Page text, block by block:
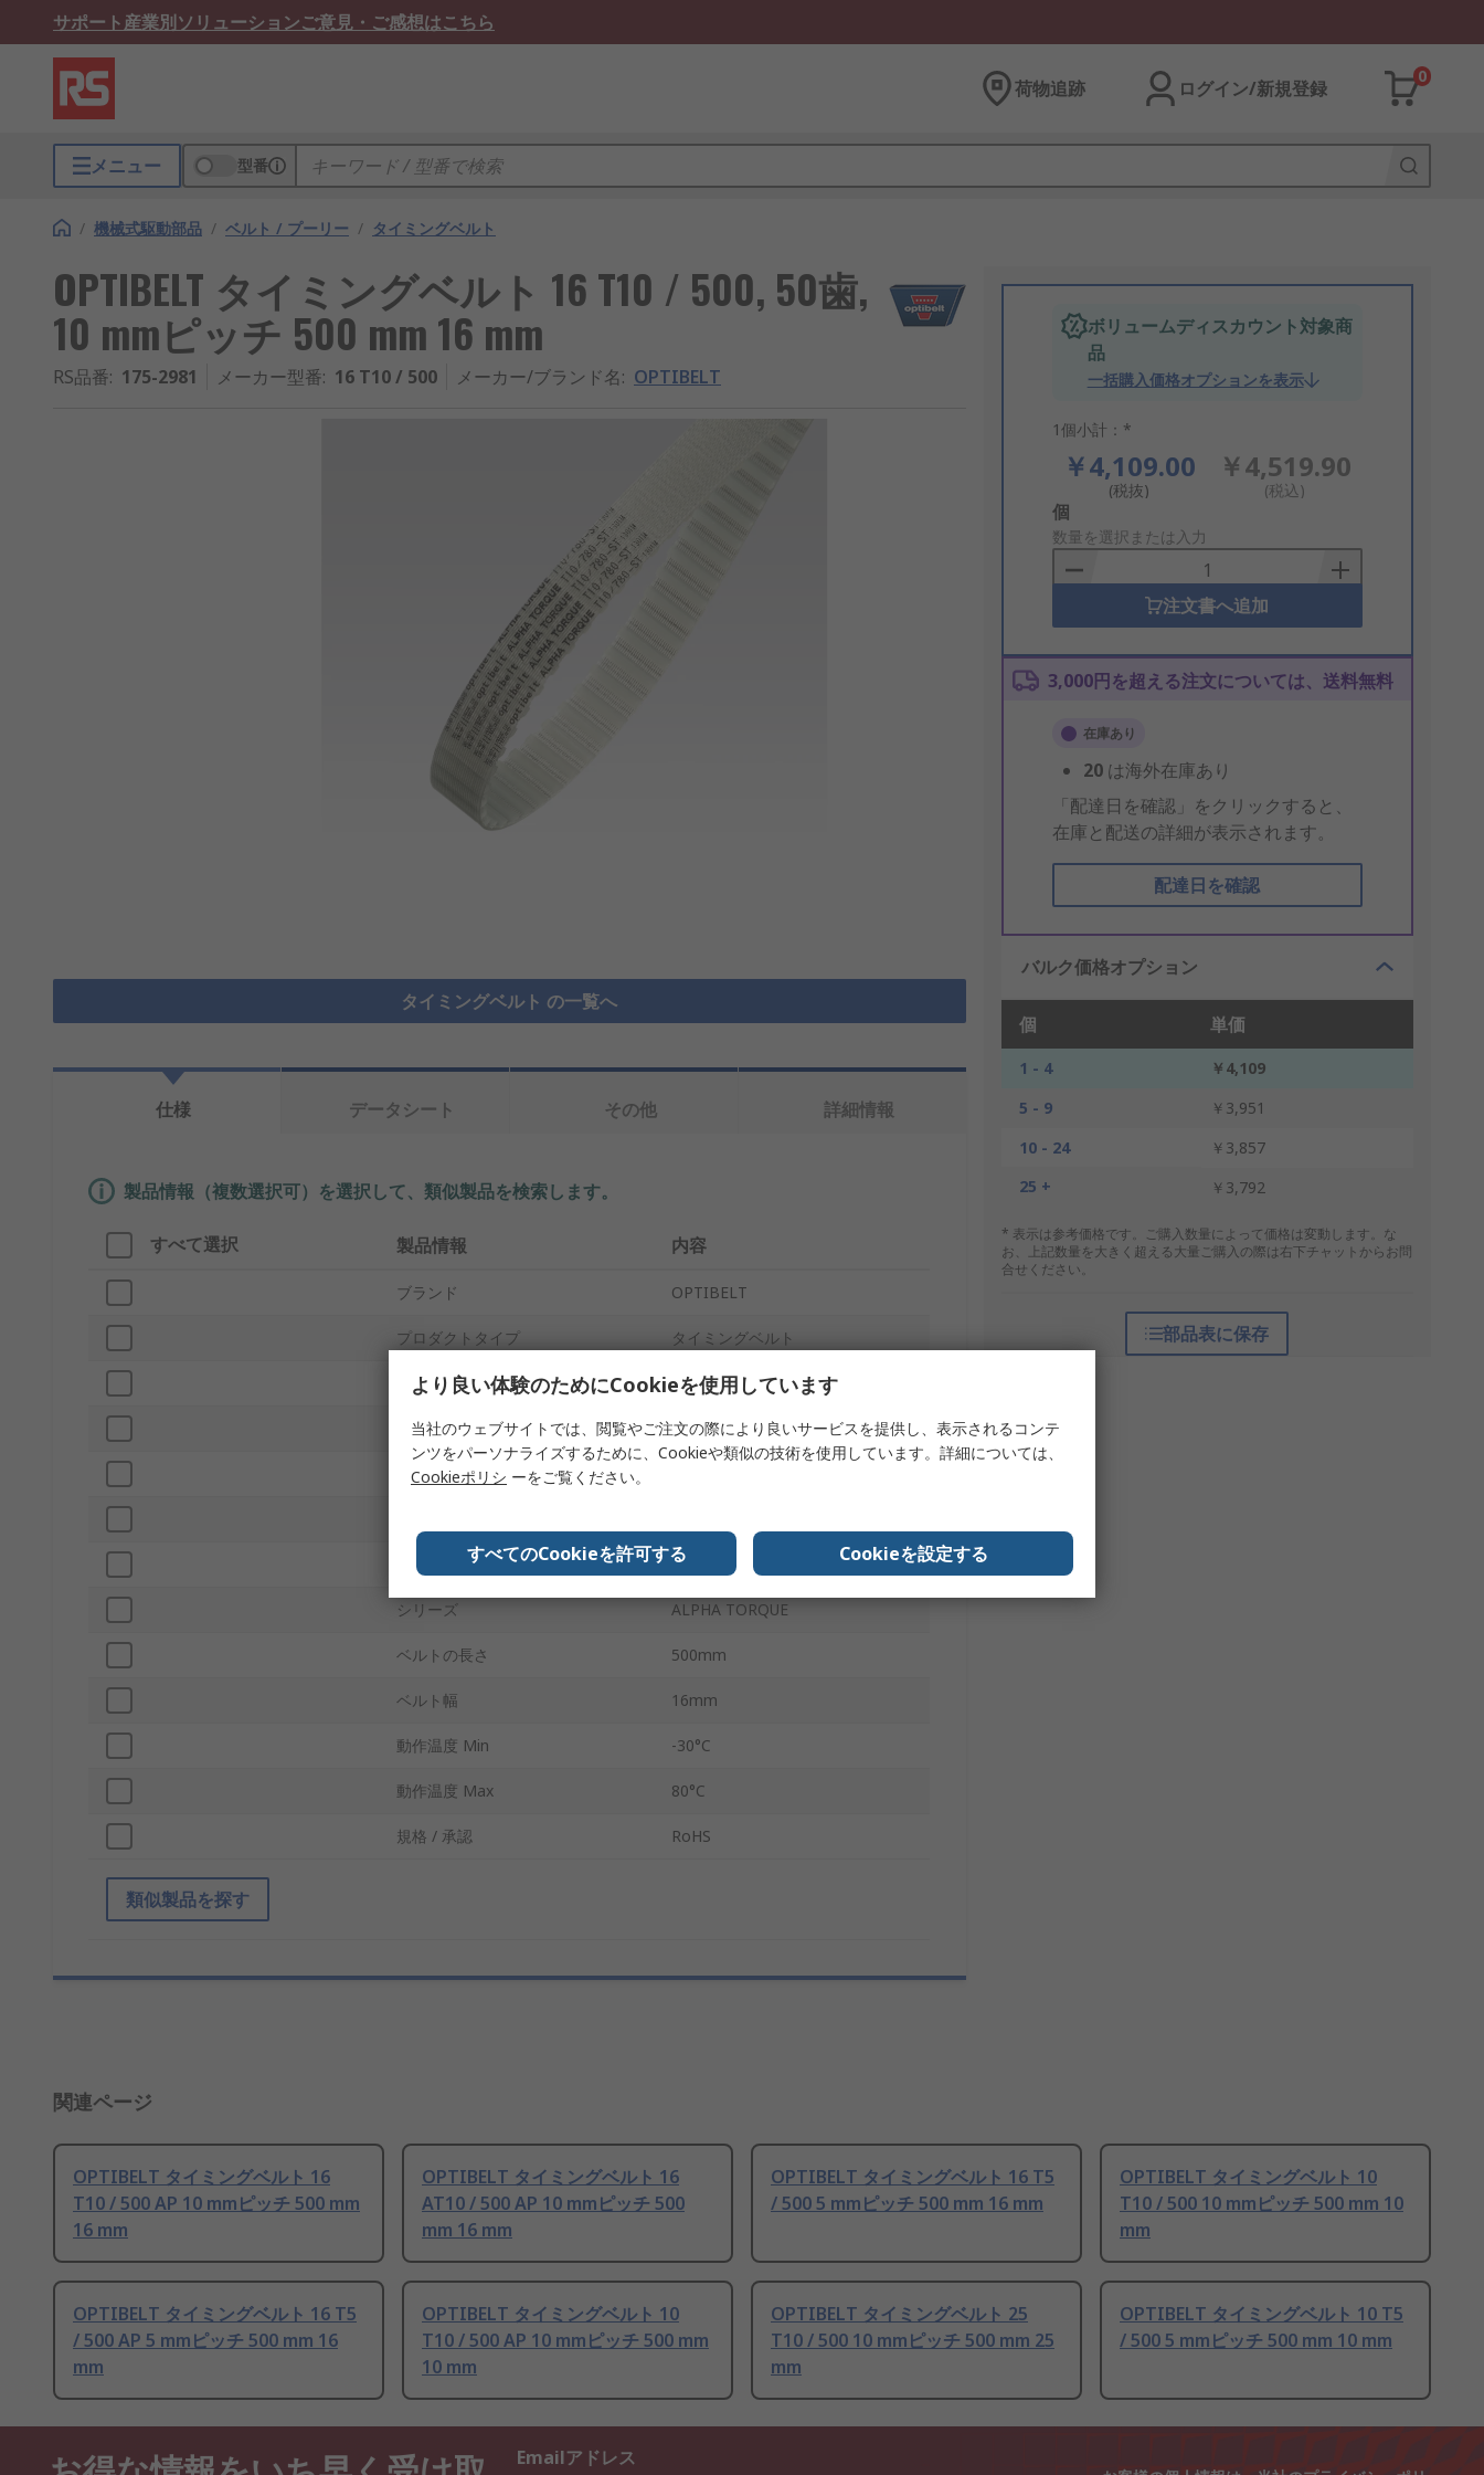
サポート産業別ソリューションご意見・ご感想はこちら
荷物追跡 ログイン/新規登録
0
メニュー 型番
/ 機械式駆動部品 / ベルト / プーリー / タイミングベルト
OPTIBELT タイミングベルト 16 T10 / 500, 50歯,
10 mmピッチ 500 mm 16 mm
RS品番: 175-2981 メーカー型番: 16 T10 / 500 メーカー/ブランド名: OPTIBELT
タイミングベルト の一覧へ
ボリュームディスカウント対象商
品
一括購入価格オプションを表示
1個小計：*
￥4,109.00
(税抜)
￥4,519.90
(税込)
Add
to
Basket
個
数量を選択または入力
注文書へ追加
3,000円を超える注文については、送料無料
在庫あり
20 は海外在庫あり
「配達日を確認」をクリックすると、
在庫と配送の詳細が表示されます。
配達日を確認
バルク価格オプション
個 単価
1 - 4
￥4,109
5 - 9
￥3,951
10 - 24
￥3,857
25 +
￥3,792
* 表示は参考価格です。ご購入数量によって価格は変動します。な
お、上記数量を大きく超える大量ご購入の際は右下チャットからお問
合せください。
部品表に保存
仕様 データシート その他 詳細情報
製品情報（複数選択可）を選択して、類似製品を検索します。
すべて選択 製品情報 内容
ブランド OPTIBELT
プロダクトタイプ タイミングベルト
ベルト部 T10
ピッチ 10mm
歯の数
コードスタイル スチール
シリーズ ALPHA TORQUE
ベルトの長さ 500mm
ベルト幅 16mm
動作温度 Min -30°C
動作温度 Max 80°C
規格 / 承認 RoHS
類似製品を探す
関連ページ
OPTIBELT タイミングベルト 16
T10 / 500 AP 10 mmピッチ 500 mm
16 mm
OPTIBELT タイミングベルト 16
AT10 / 500 AP 10 mmピッチ 500
mm 16 mm
OPTIBELT タイミングベルト 16 T5
/ 500 5 mmピッチ 500 mm 16 mm
OPTIBELT タイミングベルト 10
T10 / 500 10 mmピッチ 500 mm 10
mm
OPTIBELT タイミングベルト 16 T5
/ 500 AP 5 mmピッチ 500 mm 16
mm
OPTIBELT タイミングベルト 10
T10 / 500 AP 10 mmピッチ 500 mm
10 mm
OPTIBELT タイミングベルト 25
T10 / 500 10 mmピッチ 500 mm 25
mm
OPTIBELT タイミングベルト 10 T5
/ 500 5 mmピッチ 500 mm 10 mm
Emailアドレス
より良い体験のためにCookieを使用しています
当社のウェブサイトでは、閲覧やご注文の際により良いサービスを提供し、表示されるコンテ
ンツをパーソナライズするために、Cookieや類似の技術を使用しています。詳細については、
Cookieポリシ ーをご覧ください。
すべてのCookieを許可する Cookieを設定する